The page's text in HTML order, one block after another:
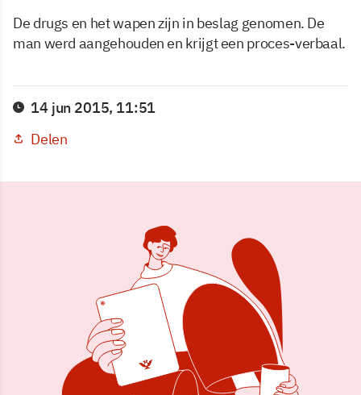
De drugs en het wapen zijn in beslag genomen. De
man werd aangehouden en krijgt een proces-verbaal.
14 jun 2015, 11:51
Delen